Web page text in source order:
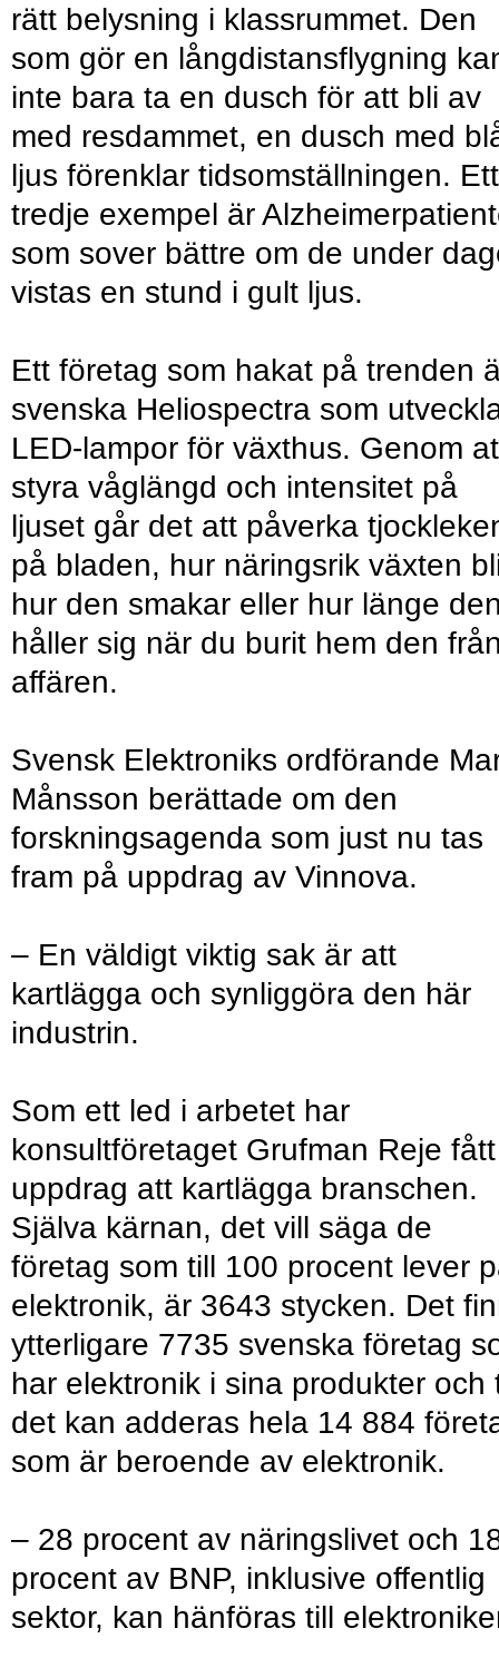
rätt belysning i klassrummet. Den
som gör en långdistansflygning
inte bara ta en dusch för att bli av
med resdammet, en dusch med
ljus förenklar tidsomställningen. Ett
tredje exempel är
som sover bättre om de under
vistas en stund i gult ljus.
Ett företag som hakat på trenden
svenska Heliospectra som
LED-lampor för växthus. Genom
styra våglängd och intensitet på
ljuset går det att påverka
på bladen, hur näringsrik växten
hur den smakar eller hur länge
håller sig när du burit hem den
affären.
Svensk Elektroniks ordförande
Månsson berättade om den
forskningsagenda som just nu tas
fram på uppdrag av Vinnova.
– En väldigt viktig sak är att
kartlägga och synliggöra den här
industrin.
Som ett led i arbetet har
konsultföretaget Grufman Reje
uppdrag att kartlägga branschen.
Själva kärnan, det vill säga de
företag som till 100 procent lever
elektronik, är 3643 stycken. Det
ytterligare 7735 svenska företag
har elektronik i sina produkter och
det kan adderas hela 14 884
som är beroende av elektronik.
– 28 procent av näringslivet och
procent av BNP, inklusive offentlig
sektor, kan hänföras till